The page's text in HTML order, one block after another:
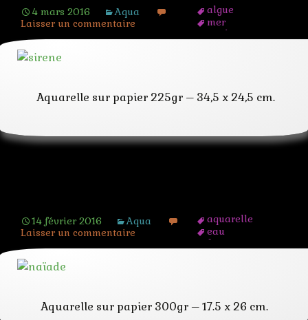
4 mars 2016 Aqua
algue
mer
mythe
sirène
Laisser un commentaire
Aquarelle sur papier 225gr – 34,5 x 24,5 cm.
14 février 2016 Aqua
aquarelle
eau
femme
poisson
Laisser un commentaire
Aquarelle sur papier 300gr – 17.5 x 26 cm.